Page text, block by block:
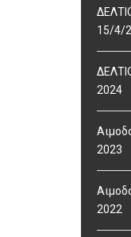
15/4/
2024
2023
2022